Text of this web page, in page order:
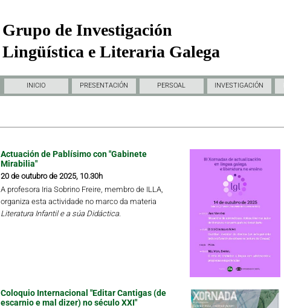
Grupo de Investigación
Lingüística e Literaria Galega
INICIO PRESENTACIÓN PERSOAL INVESTIGACIÓN
Actuación de Pablísimo con "Gabinete
Mirabilia"
20 de outubro de 2025, 10.30h
A profesora Iria Sobrino Freire, membro de ILLA,
organiza esta actividade no marco da materia
Literatura Infantil e a súa Didáctica.
Coloquio Internacional "Editar Cantigas (de
escarnio e mal dizer) no século XXI"